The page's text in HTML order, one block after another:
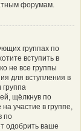
форумам.
группах по
вступить в
не все группы
для вступления в
щёлкнув по
участие в группе,
по
одобрить ваше